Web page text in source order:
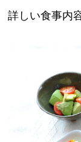
詳しい食事内